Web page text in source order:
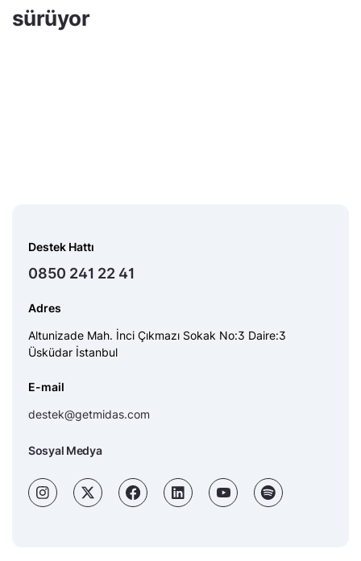
sürüyor
Destek Hattı
0850 241 22 41
Adres
Altunizade Mah. İnci Çıkmazı Sokak No:3 Daire:3
Üsküdar İstanbul
E-mail
destek@getmidas.com
Sosyal Medya